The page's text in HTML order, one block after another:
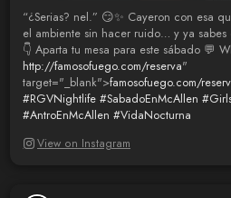
“¿Serias? nel.” 😏✨ Cayeron con esa
el ambiente sin hacer ruido… y ya
👇 Aparta tu mesa para este sábado 💬
http://famosofuego.com/reserva"
target="_blank">famosofuego.com/
#RGVNightlife #SabadoEnMcAllen
#AntroEnMcAllen #VidaNocturna
View on Instagram